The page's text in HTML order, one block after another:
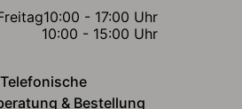
10:00 - 17:00 Uhr
10:00 - 15:00 Uhr
Telefonische
& Bestellung